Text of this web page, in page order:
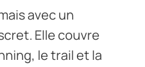
avec un
Elle couvre
le trail et la